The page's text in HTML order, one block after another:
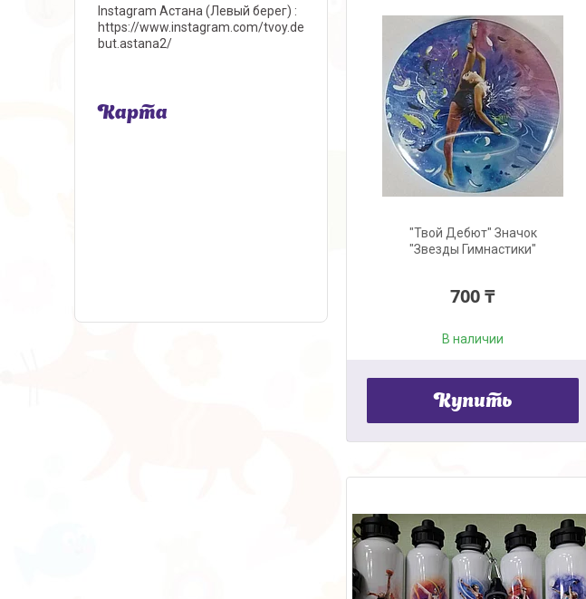
"Твой Дебют" Значок
"Звезды Гимнастики"
700 ₸
В наличии
Купить
Instagram Астана (Левый берег)
https://www.instagram.com/tvoy.de
but.astana2/
Карта